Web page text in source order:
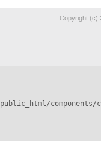
Copyright (c)